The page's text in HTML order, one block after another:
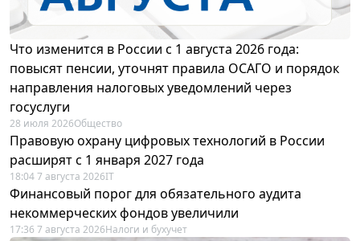
Что изменится в России с 1 августа 2026 года:
повысят пенсии, уточнят правила ОСАГО и порядок
направления налоговых уведомлений через
госуслуги
28 июля 2026Общество
Правовую охрану цифровых технологий в России
расширят с 1 января 2027 года
18:04 7 августа 2026IT
Финансовый порог для обязательного аудита
некоммерческих фондов увеличили
17:36 7 августа 2026Налоги и бухучет